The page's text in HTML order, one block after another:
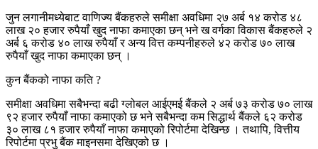
जुन लगानीमध्येबाट वाणिज्य बैंकहरुले समीक्षा अवधिमा २७ अर्ब १४ करोड ४८
लाख २० हजार रुपैयाँ खुद नाफा कमाएका छन् भने ख वर्गका विकास बैंकहरुले २
अर्ब ६ करोड ४० लाख रुपैयाँ र अन्य वित्त कम्पनीहरुले ४२ करोड ७० लाख
रुपैयाँ खुद नाफा कमाएका छन् ।
कुन बैंकको नाफा कति ?
समीक्षा अवधिमा सबैभन्दा बढी ग्लोबल आईएमई बैंकले २ अर्ब ७३ करोड ७० लाख
९२ हजार रुपैयाँ नाफा कमाएको छ भने सबैभन्दा कम सिद्धार्थ बैंकले ६२ करोड
३० लाख ८१ हजार रुपैयाँ नाफा कमाएको रिपोर्टमा देखिन्छ । तथापि, वित्तीय
रिपोर्टमा प्रभु बैंक माइनसमा देखिएको छ ।